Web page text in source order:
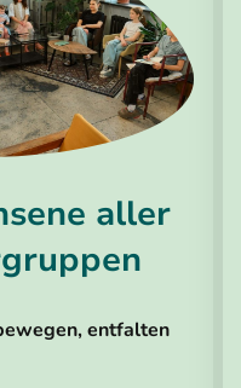
aller
entfalten